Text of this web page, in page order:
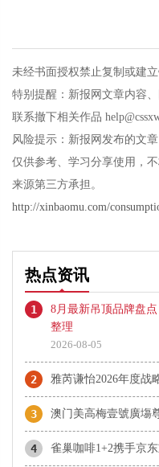
未经书面授权禁止复制或建
特别提醒：新报网文章内容
联系撤下相关作品
风险提示：新报网发布的文
仅供参考、学习分享使用，
来源第三方承担。
http://xinbaomu.com/
热点资讯
1
8月最新吊顶品牌盘
整理
2026-08-05
2
3 澳门美高梅壹號廣塲
4